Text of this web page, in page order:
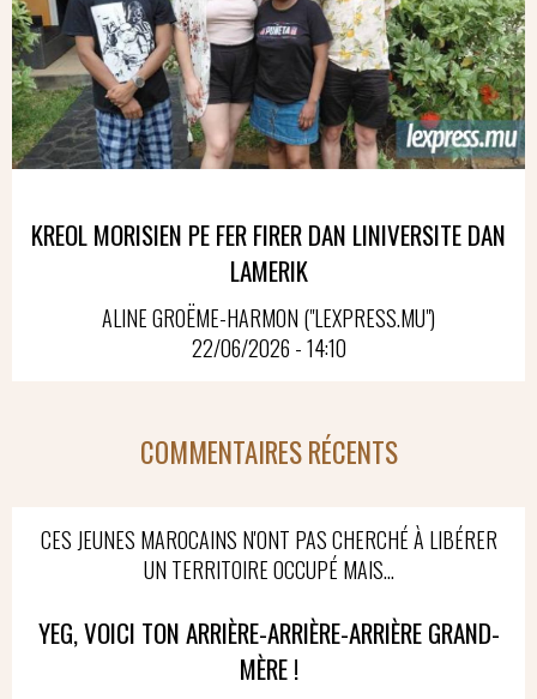
KREOL MORISIEN PE FER FIRER DAN LINIVERSITE DAN
LAMERIK
ALINE GROËME-HARMON ("LEXPRESS.MU")
22/06/2026 - 14:10
COMMENTAIRES RÉCENTS
CES JEUNES MAROCAINS N'ONT PAS CHERCHÉ À LIBÉRER
UN TERRITOIRE OCCUPÉ MAIS...
YEG, VOICI TON ARRIÈRE-ARRIÈRE-ARRIÈRE GRAND-
MÈRE !